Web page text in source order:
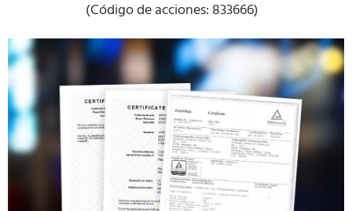
(Código de acciones: 833666)